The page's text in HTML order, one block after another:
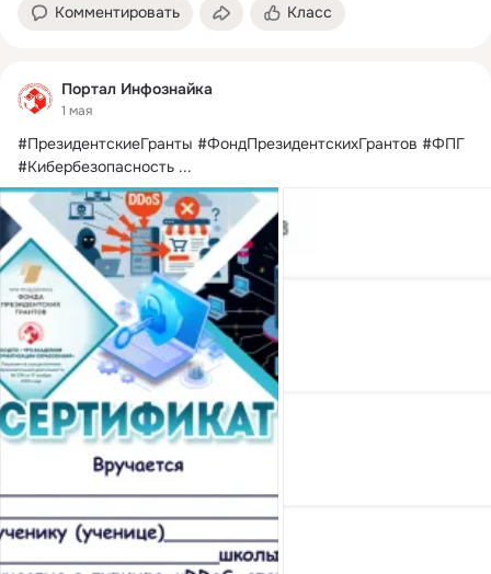
Комментировать Класс
Портал Инфознайка
1 мая
#ПрезидентскиеГранты #ФондПрезидентскихГрантов #ФПГ
#Кибербезопасность ...